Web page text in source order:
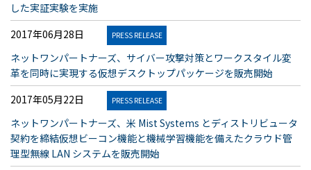
した実証実験を実施
2017年06月28日
PRESS RELEASE
ネットワンパートナーズ、サイバー攻撃対策とワークスタイル変
革を同時に実現する仮想デスクトップパッケージを販売開始
2017年05月22日
PRESS RELEASE
ネットワンパートナーズ、米 Mist Systems とディストリビュータ
契約を締結仮想ビーコン機能と機械学習機能を備えたクラウド管
理型無線 LAN システムを販売開始